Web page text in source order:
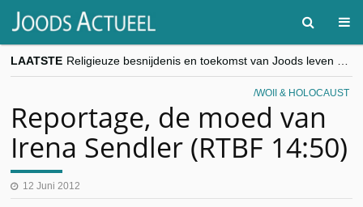
LAATSTE
“Besnijdenisdebat toont hoe moeilijk seculiere Westen minderheden begrijpt”, Jinnih Beels (Vooruit)
CITYTRIP | ROEMENIË – Boekarest: de verrassing van Oost-Europa
WOII & HOLOCAUST
Reportage, de moed van
Irena Sendler (RTBF 14:50)
12 Juni 2012